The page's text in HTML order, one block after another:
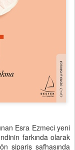
Esra Ezmeci yeni
farkında olarak
sipariş safhasında